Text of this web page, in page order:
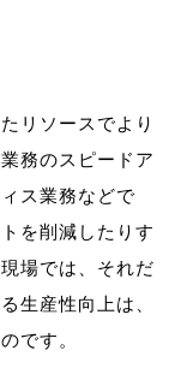
リソースでより
務のスピードア
ス業務などで
を削減したりす
場では、それだ
生産性向上は、
です。